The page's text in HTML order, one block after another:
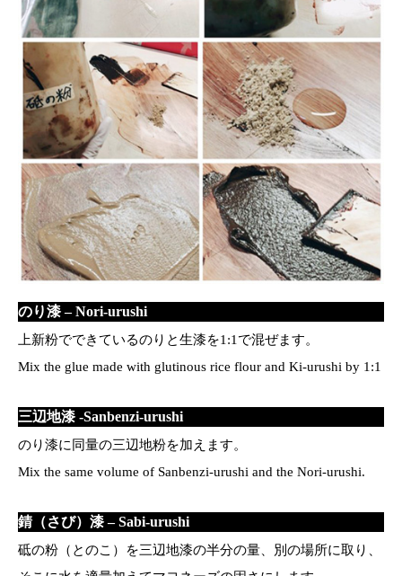
のり漆 – Nori-urushi
上新粉でできているのりと生漆を1:1で混ぜます。
Mix the glue made with glutinous rice flour and Ki-urushi by 1:1
三辺地漆 -Sanbenzi-urushi
のり漆に同量の三辺地粉を加えます。
Mix the same volume of Sanbenzi-urushi and the Nori-urushi.
錆（さび）漆 – Sabi-urushi
砥の粉（とのこ）を三辺地漆の半分の量、別の場所に取り、